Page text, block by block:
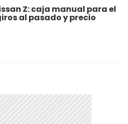
Z: caja manual para el
al pasado y precio